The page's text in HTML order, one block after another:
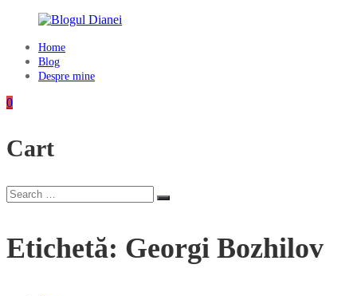
content
Blogul
Dianei
Blognotes
călătorii
și
finețuri
Home
Blog
Despre mine
0
Cart
Search
for:
Search
Etichetă: Georgi Bozhilov